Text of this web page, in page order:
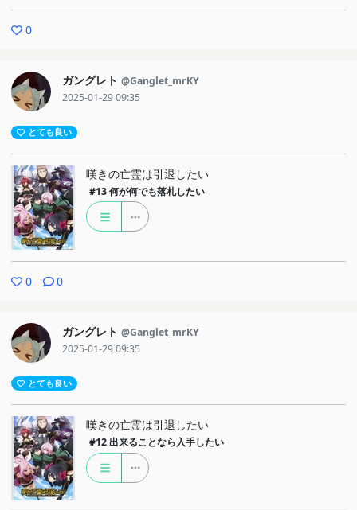
0
ガングレト @Ganglet_mrKY
2025-01-29 09:35
とても良い
嘆きの亡霊は引退したい
#13 何が何でも落札したい
0 0
ガングレト @Ganglet_mrKY
2025-01-29 09:35
とても良い
嘆きの亡霊は引退したい
#12 出来ることなら入手したい